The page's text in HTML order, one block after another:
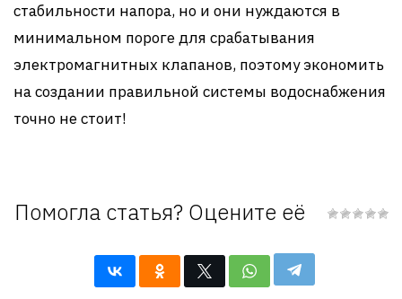
стабильности напора, но и они нуждаются в
минимальном пороге для срабатывания
электромагнитных клапанов, поэтому экономить
на создании правильной системы водоснабжения
точно не стоит!
Помогла статья? Оцените её